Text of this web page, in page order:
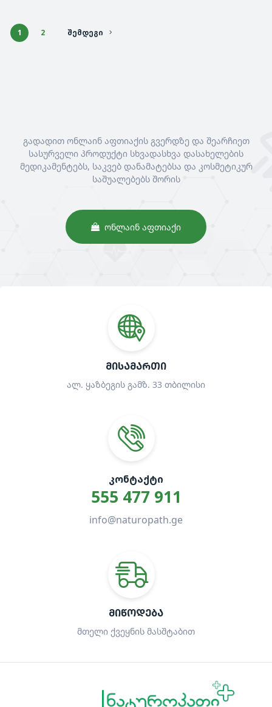
1 2 ᲨᲔᲛᲓᲔᲒᲘ
გადადით ონლაინ აფთიაქის გვერდზე და შეარჩიეთ
სასურველი პროდუქტი სხვადასხვა დასახელების
მედიკამენტებს, საკვებ დანამატებსა და კოსმეტიკურ
საშუალებებს შორის
ᲝᲜᲚᲐᲘᲜ ᲐᲤᲗᲘᲐᲥᲘ
ᲛᲘᲡᲐᲛᲐᲠᲗᲘ
ალ. ყაზბეგის გამზ. 33 თბილისი
ᲙᲝᲜᲢᲐᲥᲢᲘ
555 477 911
info@naturopath.ge
ᲛᲘᲬᲝᲓᲔᲑᲐ
მთელი ქვეყნის მასშტაბით